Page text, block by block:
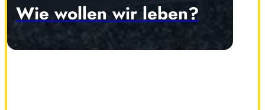
Wie wollen wir leben?